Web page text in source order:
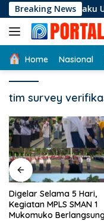
Langsung
ke
konten
Breaking News
Pelaku Usaha Lokal
Home Nasional
tim survey
Digelar Selama 5 Hari,
Kegiatan MPLS SMAN 1
Mukomuko